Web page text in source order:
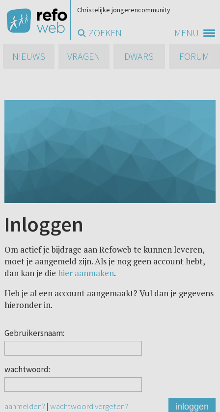
MENU
Christelijke jongerencommunity
ZOEKEN
NIEUWS
VRAGEN DWARS FORUM
Inloggen
Om actief je bijdrage aan Refoweb te kunnen leveren,
moet je aangemeld zijn. Als je nog geen account hebt,
dan kan je die hier aanmaken.
Heb je al een account aangemaakt? Vul dan je gegevens
hieronder in.
Gebruikersnaam:
wachtwoord:
aanmelden? | wachtwoord vergeten? inloggen